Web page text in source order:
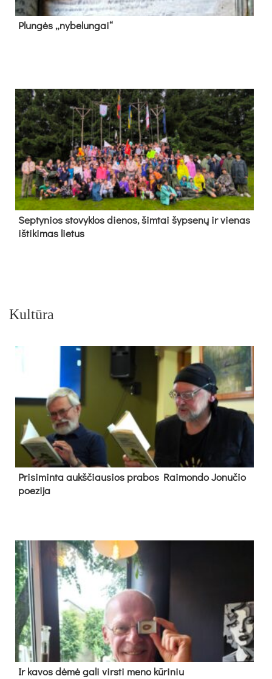
Plun­gės „ny­be­lun­gai“
Sep­ty­nios sto­vyk­los die­nos, šim­tai šyp­se­nų ir vie­nas
iš­ti­ki­mas lie­tus
Kultūra
Pri­si­min­ta aukš­čiau­sios pra­bos Rai­mon­do Jo­nu­čio
poe­zi­ja
Ir ka­vos dė­mė ga­li virs­ti me­no kū­ri­niu